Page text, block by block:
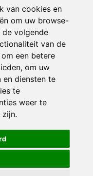
van cookies en
om uw browse-
volgende
van de
om een betere
, om uw
en diensten te
te
weer te
zijn.
voorbehouden
|RSIN en Anbi